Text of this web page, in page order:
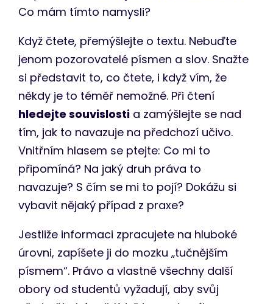
Co mám tímto namysli?
Když čtete, přemýšlejte o textu. Nebuďte
jenom pozorovatelé písmen a slov. Snažte
si představit to, co čtete, i když vím, že
někdy je to téměř nemožné. Při čtení
hledejte souvislosti a zamýšlejte se nad
tím, jak to navazuje na předchozí učivo.
Vnitřním hlasem se ptejte: Co mi to
připomíná? Na jaký druh práva to
navazuje? S čím se mi to pojí? Dokážu si
vybavit nějaký případ z praxe?
Jestliže informaci zpracujete na hluboké
úrovni, zapíšete ji do mozku „tučnějším
písmem“. Právo a vlastně všechny další
obory od studentů vyžadují, aby svůj